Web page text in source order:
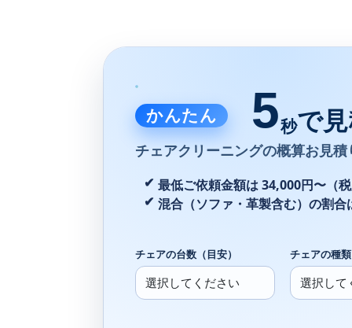
かんたん 5秒で見
チェアクリーニングの概算お見積
最低ご依頼金額は 34,000円〜（税
混合（ソファ・革製含む）の割
チェアの台数（目安） チェアの種類